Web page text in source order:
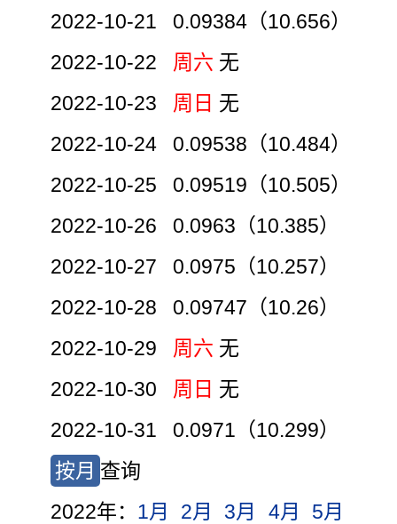
2022-10-21 0.09384（10.656）
2022-10-22 周六 无
2022-10-23 周日 无
2022-10-24 0.09538（10.484）
2022-10-25 0.09519（10.505）
2022-10-26 0.0963（10.385）
2022-10-27 0.0975（10.257）
2022-10-28 0.09747（10.26）
2022-10-29 周六 无
2022-10-30 周日 无
2022-10-31 0.0971（10.299）
按月 查询
2022年： 1月 2月 3月 4月
5月